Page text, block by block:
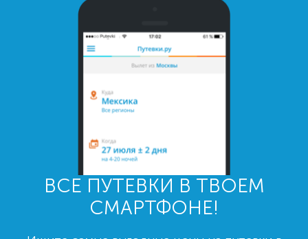
ВСЕ ПУТЕВКИ В ТВОЕМ
СМАРТФОНЕ!